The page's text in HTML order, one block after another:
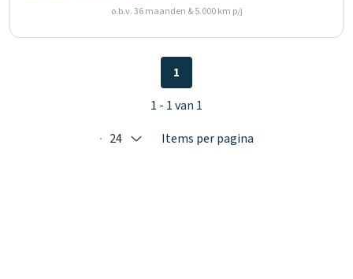
o.b.v. 36 maanden & 5.000 km p/j
Selected: 24
24 Items per pagina
1
1 - 1 van 1